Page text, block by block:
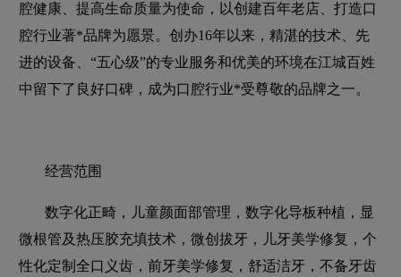
腔健康、提高生命质量为使命，以创建百年老店、打造口
腔行业著*品牌为愿景。创办16年以来，精湛的技术、先
进的设备、“五心级”的专业服务和优美的环境在江城百姓
中留下了良好口碑，成为口腔行业*受尊敬的品牌之一。
经营范围
数字化正畸，儿童颜面部管理，数字化导板种植，显
微根管及热压胶充填技术，微创拔牙，儿牙美学修复，个
性化定制全口义齿，前牙美学修复，舒适洁牙，不备牙齿